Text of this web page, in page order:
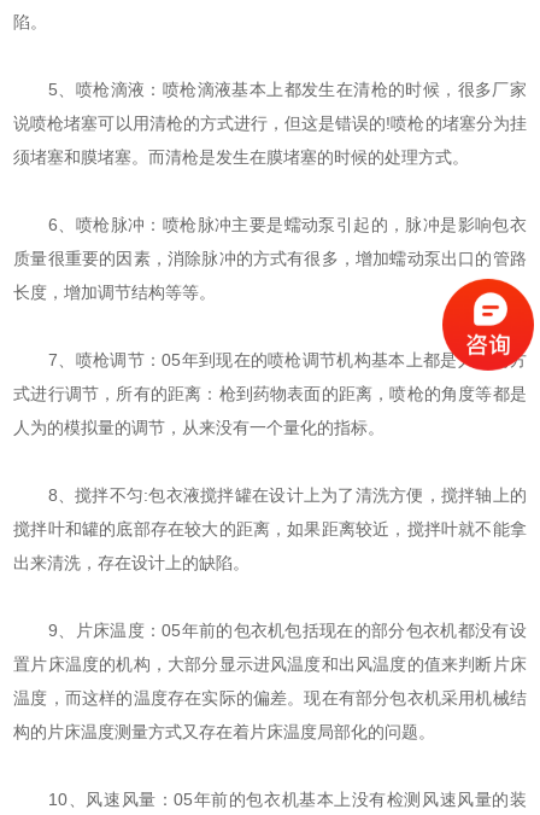
陷。
5、喷枪滴液：喷枪滴液基本上都发生在清枪的时候，很多厂家
说喷枪堵塞可以用清枪的方式进行，但这是错误的!喷枪的堵塞分为挂
须堵塞和膜堵塞。而清枪是发生在膜堵塞的时候的处理方式。
6、喷枪脉冲：喷枪脉冲主要是蠕动泵引起的，脉冲是影响包衣
质量很重要的因素，消除脉冲的方式有很多，增加蠕动泵出口的管路
长度，增加调节结构等等。
7、喷枪调节：05年到现在的喷枪调节机构基本上都是人为的方
式进行调节，所有的距离：枪到药物表面的距离，喷枪的角度等都是
人为的模拟量的调节，从来没有一个量化的指标。
8、搅拌不匀:包衣液搅拌罐在设计上为了清洗方便，搅拌轴上的
搅拌叶和罐的底部存在较大的距离，如果距离较近，搅拌叶就不能拿
出来清洗，存在设计上的缺陷。
9、片床温度：05年前的包衣机包括现在的部分包衣机都没有设
置片床温度的机构，大部分显示进风温度和出风温度的值来判断片床
温度，而这样的温度存在实际的偏差。现在有部分包衣机采用机械结
构的片床温度测量方式又存在着片床温度局部化的问题。
10、风速风量：05年前的包衣机基本上没有检测风速风量的装